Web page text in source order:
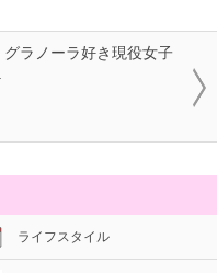
グラノーラ好き現役女子
ライフスタイル